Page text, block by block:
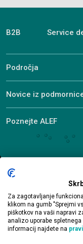
B2B Service
Področja
Novice iz
Poznejte ALEF
Za zagotavljanje
klikom na gumb "Sprejmi
piškotkov na vaši napravi
analizo uporabe
informacij najdete na